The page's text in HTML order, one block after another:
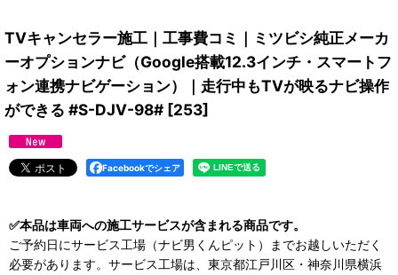
TVキャンセラー施工｜工事費コミ｜ミツビシ純正メーカ
ーオプションナビ（Google搭載12.3インチ・スマートフ
ォン連携ナビゲーション）｜走行中もTVが映るナビ操作
ができる #S-DJV-98# [253]
Facebookでシェア
✅本品は車両への施工サービスが含まれる商品です。
ご予約日にサービス工場（ナビ男くんピット）までお越しいただく
必要があります。サービス工場は、東京都江戸川区・神奈川県横浜